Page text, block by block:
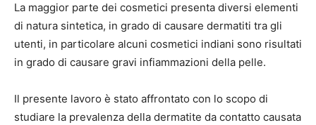
La maggior parte dei cosmetici presenta diversi elementi
di natura sintetica, in grado di causare dermatiti tra gli
utenti, in particolare alcuni cosmetici indiani sono risultati
in grado di causare gravi infiammazioni della pelle.
Il presente lavoro è stato affrontato con lo scopo di
studiare la prevalenza della dermatite da contatto causata